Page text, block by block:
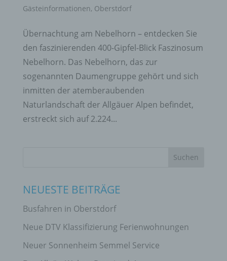
Gästeinformationen, Oberstdorf
Übernachtung am Nebelhorn – entdecken Sie
den faszinierenden 400-Gipfel-Blick Faszinosum
Nebelhorn. Das Nebelhorn, das zur
sogenannten Daumengruppe gehört und sich
inmitten der atemberaubenden
Naturlandschaft der Allgäuer Alpen befindet,
erstreckt sich auf 2.224...
NEUESTE BEITRÄGE
Busfahren in Oberstdorf
Neue DTV Klassifizierung Ferienwohnungen
Neuer Sonnenheim Semmel Service